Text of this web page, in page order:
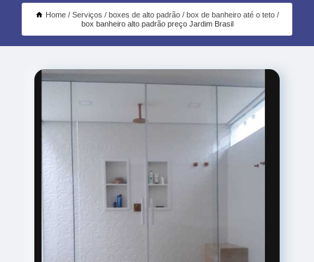
Home Serviços boxes de alto padrão
box de banheiro até o teto
box banheiro alto padrão preço Jardim Brasil